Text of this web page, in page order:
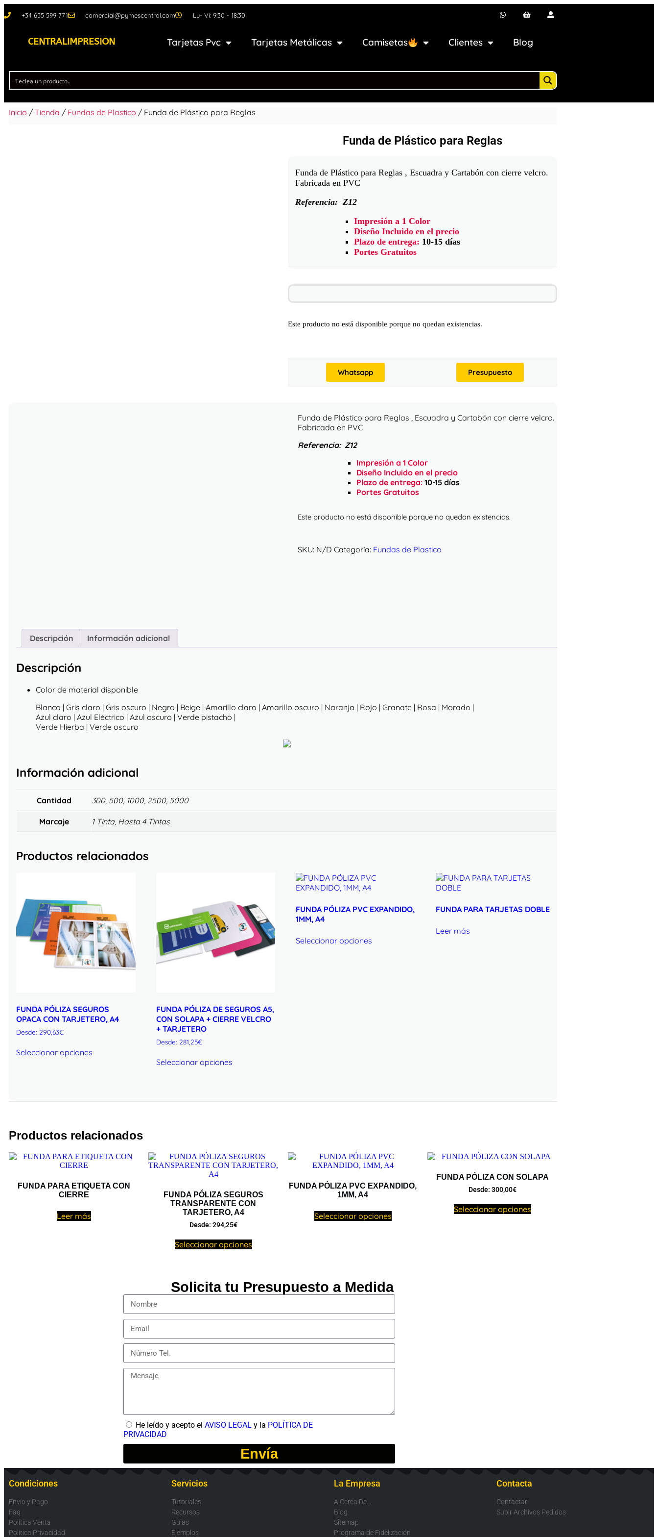
+34 655 599 771 comercial@pymescentral.com Lu- Vi: 9:30 - 18:30
CENTRALIMPRESION Tarjetas Pvc Tarjetas Metálicas Camisetas Clientes Blog
Inicio / Tienda / Fundas de Plastico / Funda de Plástico para Reglas
Funda de Plástico para Reglas
Funda de Plástico para Reglas , Escuadra y Cartabón con cierre velcro.
Fabricada en PVC
Referencia: Z12
Impresión a 1 Color
Diseño Incluido en el precio
Plazo de entrega: 10-15 días
Portes Gratuitos
Este producto no está disponible porque no quedan existencias.
Whatsapp Presupuesto
Funda de Plástico para Reglas , Escuadra y Cartabón con cierre velcro.
Fabricada en PVC
Referencia: Z12
Impresión a 1 Color
Diseño Incluido en el precio
Plazo de entrega: 10-15 días
Portes Gratuitos
Este producto no está disponible porque no quedan existencias.
SKU: N/D Categoría: Fundas de Plastico
Descripción Información adicional
Descripción
Color de material disponible
Blanco | Gris claro | Gris oscuro | Negro | Beige | Amarillo claro | Amarillo oscuro | Naranja | Rojo | Granate | Rosa | Morado |
Azul claro | Azul Eléctrico | Azul oscuro | Verde pistacho |
Verde Hierba | Verde oscuro
Información adicional
Cantidad 300, 500, 1000, 2500, 5000
Marcaje 1 Tinta, Hasta 4 Tintas
Productos relacionados
FUNDA PÓLIZA SEGUROS
OPACA CON TARJETERO, A4
Desde: 290,63€
Seleccionar opciones
FUNDA PÓLIZA DE SEGUROS A5,
CON SOLAPA + CIERRE VELCRO
+ TARJETERO
Desde: 281,25€
Seleccionar opciones
FUNDA PÓLIZA PVC EXPANDIDO,
1MM, A4
Seleccionar opciones
FUNDA PARA TARJETAS DOBLE
Leer más
Productos relacionados
FUNDA PARA ETIQUETA CON
CIERRE
Leer más
FUNDA PÓLIZA SEGUROS
TRANSPARENTE CON
TARJETERO, A4
Desde: 294,25€
Seleccionar opciones
FUNDA PÓLIZA PVC EXPANDIDO,
1MM, A4
Seleccionar opciones
FUNDA PÓLIZA CON SOLAPA
Desde: 300,00€
Seleccionar opciones
Solicita tu Presupuesto a Medida
He leído y acepto elAVISO LEGAL y la POLÍTICA DE
PRIVACIDAD
Envía
Condiciones
Envío y Pago
Faq
Política Venta
Política Privacidad
Servicios
Tutoriales
Recursos
Guias
Ejemplos
La Empresa
A Cerca De...
Blog
Sitemap
Programa de Fidelización
Contacta
Contactar
Subir Archivos Pedidos